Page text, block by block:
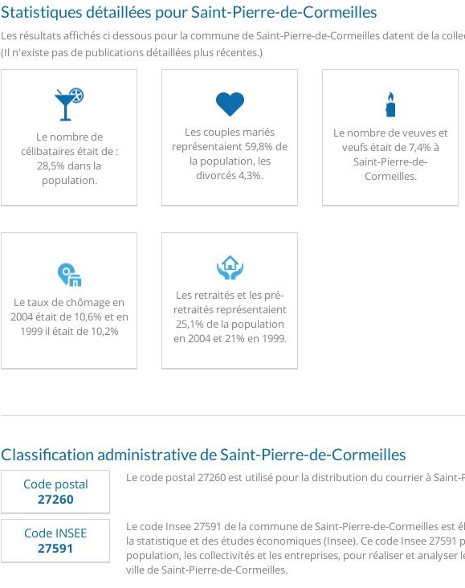
Statistiques détaillées pour Saint-Pierre-de-Cormeilles
Les résultats affichés ci dessous pour la commune de Saint-Pierre-de-Cormeilles datent de la
(Il n'existe pas de publications détaillées plus récentes.)
Le nombre de
célibataires était de :
28,5% dans la
population.
Les couples mariés
représentaient 59,8% de
la population, les
divorcés 4,3%.
Le nombre de veuves et
veufs était de 7,4% à
Saint-Pierre-de-
Cormeilles.
Le taux de chômage en
2004 était de 10,6% et en
1999 il était de 10,2%
Les retraités et les pré-
retraités représentaient
25,1% de la population
en 2004 et 21% en 1999.
Classification administrative de Saint-Pierre-de-Cormeilles
Code postal
27260
Le code postal 27260 est utilisé pour la distribution du courrier à Saint-
Code INSEE
27591
Le code Insee 27591 de la commune de Saint-Pierre-de-Cormeilles
la statistique et des études économiques (Insee). Ce code Insee 27591
population, les collectivités et les entreprises, pour réaliser et analyser
ville de Saint-Pierre-de-Cormeilles.